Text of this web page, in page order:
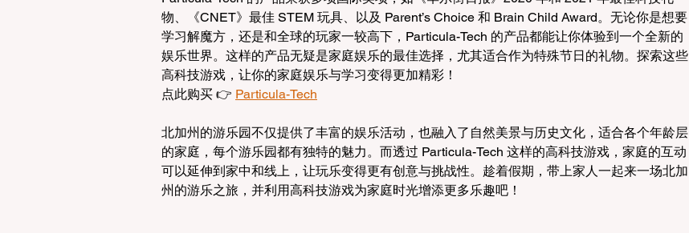
物、《CNET》最佳 STEM 玩具、以及 Parent’s Choice 和 Brain Child Award。无论你是想要
学习解魔方，还是和全球的玩家一较高下，Particula-Tech 的产品都能让你体验到一个全新的
娱乐世界。这样的产品无疑是家庭娱乐的最佳选择，尤其适合作为特殊节日的礼物。探索这些
高科技游戏，让你的家庭娱乐与学习变得更加精彩！
点此购买 👉 Particula-Tech
北加州的游乐园不仅提供了丰富的娱乐活动，也融入了自然美景与历史文化，适合各个年龄层
的家庭，每个游乐园都有独特的魅力。而透过 Particula-Tech 这样的高科技游戏，家庭的互动
可以延伸到家中和线上，让玩乐变得更有创意与挑战性。趁着假期，带上家人一起来一场北加
州的游乐之旅，并利用高科技游戏为家庭时光增添更多乐趣吧！